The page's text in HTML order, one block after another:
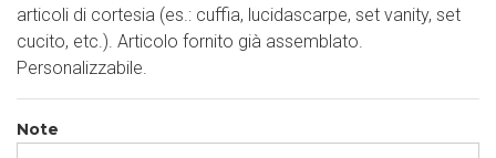
articoli di cortesia (es.: cuffia, lucidascarpe, set vanity, set
cucito, etc.). Articolo fornito già assemblato.
Personalizzabile.
Note